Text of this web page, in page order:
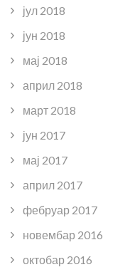
јул 2018
јун 2018
мај 2018
април 2018
март 2018
јун 2017
мај 2017
април 2017
фебруар 2017
новембар 2016
октобар 2016